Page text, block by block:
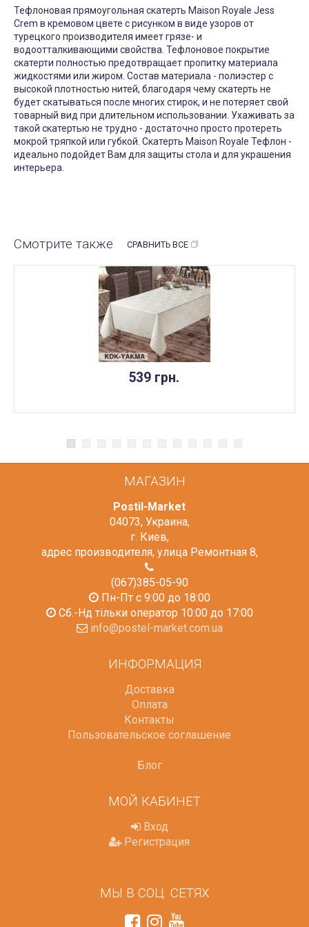
Тефлоновая прямоугольная скатерть Maison Royale Jess
Crem в кремовом цвете с рисунком в виде узоров от
турецкого производителя имеет грязе- и
водоотталкивающими свойства. Тефлоновое покрытие
скатерти полностью предотвращает пропитку материала
жидкостями или жиром. Состав материала - полиэстер с
высокой плотностью нитей, благодаря чему скатерть не
будет скатываться после многих стирок, и не потеряет свой
товарный вид при длительном использовании. Ухаживать за
такой скатертью не трудно - достаточно просто протереть
мокрой тряпкой или губкой. Скатерть Maison Royale Тефлон -
идеально подойдет Вам для защиты стола и для украшения
интерьера.
Смотрите также СРАВНИТЬ ВСЕ
539 грн.
МАГАЗИН
Postil-Market
04073, Украина,
г. Киев,
адрес производителя, улица Ремонтная 8,
(067)385-05-90
Пн-Пт с 9:00 до 18:00
Сб.-Нд тільки оператор 10:00 до 17:00
info@postel-market.com.ua
ИНФОРМАЦИЯ
Доставка
Оплата
Контакты
Пользовательское соглашение
Блог
МОЙ КАБИНЕТ
Вход
Регистрация
МЫ В СОЦ. СЕТЯХ